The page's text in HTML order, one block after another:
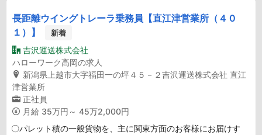
長距離ウイングトレーラ乗務員【直江津営業所（４０
１）】
新着
吉沢運送株式会社
ハローワーク高岡の求人
新潟県上越市大字福田一の坪４５－２吉沢運送株式会社 直江
津営業所
正社員
月給 35万円～ 45万2,000円
〇パレット積の一般貨物を、主に関東方面のお客様にお届けす